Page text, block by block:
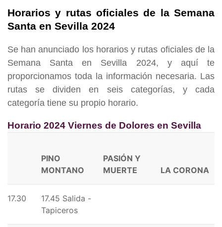
Horarios y rutas oficiales de la Semana
Santa en Sevilla 2024
Se han anunciado los horarios y rutas oficiales de la
Semana Santa en Sevilla 2024, y aquí te
proporcionamos toda la información necesaria. Las
rutas se dividen en seis categorías, y cada
categoría tiene su propio horario.
Horario 2024 Viernes de Dolores en Sevilla
PINO
MONTANO
PASIÓN Y
MUERTE
LA CORONA
17.30
17.45 Salida -
Tapiceros